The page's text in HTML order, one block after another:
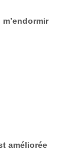
améliorée